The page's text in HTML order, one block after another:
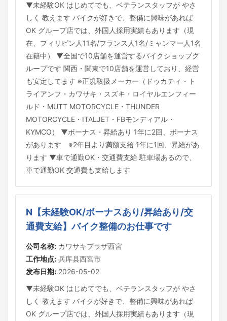
▼未経験OK はじめてでも、ベテランスタッフが やさ
しく 教えます バイクが好きで、整備に興味があれば
OK グループ店では、外国人採用実績もあります（現
在、フィリピン人11名/フランス人1名/ミャンマー人1名
在籍中） ▼全国で10店舗を運営するバイクショップグ
ループです 関西・関東で10店舗を運営しており、経営
も安定してます ※正規取扱メーカー（ドゥカティ・ト
ライアンフ・カワサキ・スズキ・ロイヤルエンフィー
ルド・MUTT MOTORCYCLE・THUNDER
MOTORCYCLE・ITALJET・FBモンディアル・
KYMCO） ▼ボーナス・昇給あり 1年に2回、ボーナス
があります ※2年目より満額支給 1年に1回、昇給があ
ります ▼車で通勤OK・交通費支給 駐車場あるので、
車で通勤OK 交通費も支給します
N【未経験OK/ボーナスあり/昇給あり/交
通費支給】バイク整備のお仕事です
公司名称: カワサキプラザ西宮
工作地点: 兵库县西宮市
发布日期: 2026-05-02
▼未経験OK はじめてでも、ベテランスタッフが やさ
しく 教えます バイクが好きで、整備に興味があれば
OK グループ店では、外国人採用実績もあります（現